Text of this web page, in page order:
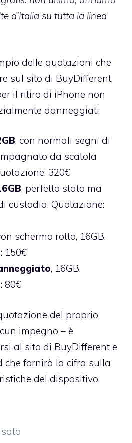
d’Italia su tutta la linea
delle quotazioni che
sul sito di BuyDifferent,
il ritiro di iPhone non
danneggiati:
, con normali segni di
da scatola
320€
, perfetto stato ma
custodia. Quotazione:
schermo rotto, 16GB.
150€
, 16GB.
80€
del proprio
impegno – è
al sito di BuyDifferent e
che fornirà la cifra sulla
del dispositivo.